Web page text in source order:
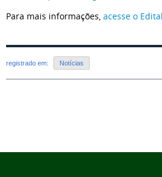
Para mais informações, acesse o
registrado em: Notícias